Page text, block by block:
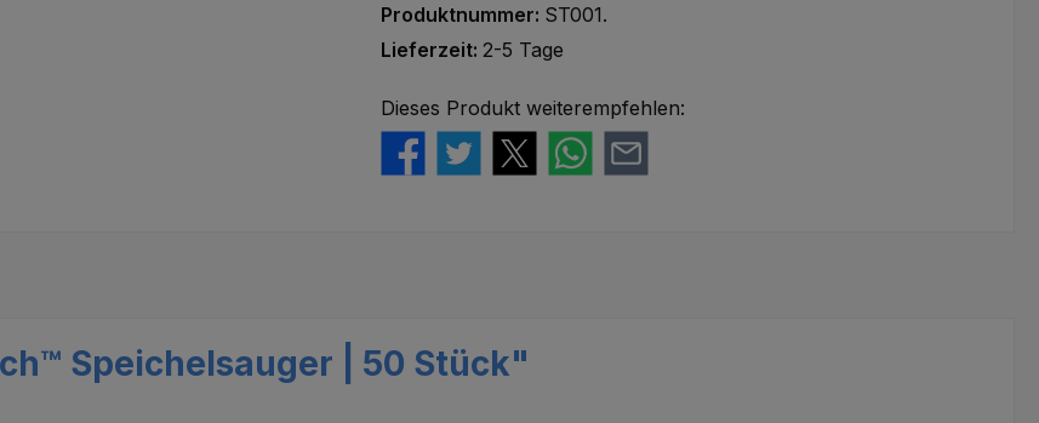
Produktnummer: ST001.
Lieferzeit: 2-5 Tage
Dieses Produkt weiterempfehlen:
Speichelsauger | 50 Stück"